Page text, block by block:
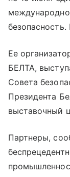
Ее
БЕЛТА,
Совета
Президента
выставочный
Партнеры,